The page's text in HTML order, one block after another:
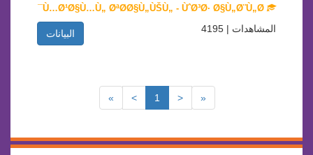
البيانات المشاهدات | 4195
«
<
1
>
»